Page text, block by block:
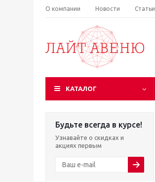
О компании Новости Статьи
КАТАЛОГ
Будьте всегда в курсе!
Узнавайте о скидках и
акциях первым